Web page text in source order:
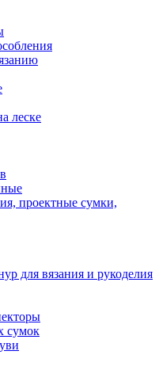
леске
проектные сумки,
для вязания и рукоделия
сумок